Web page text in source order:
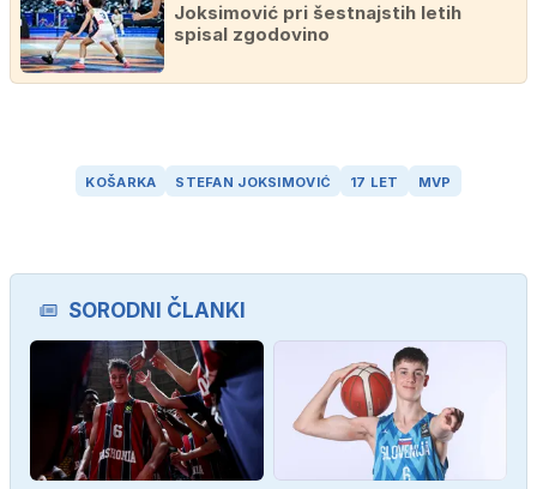
Joksimović pri šestnajstih letih
spisal zgodovino
KOŠARKA STEFAN JOKSIMOVIĆ 17 LET MVP
SORODNI ČLANKI